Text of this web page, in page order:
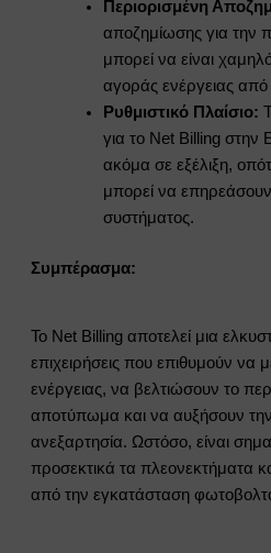
Περιορισμένη
αποζημίωσης για την
μπορεί να είναι
αγοράς ενέργειας
Ρυθμιστικό Πλαίσιο:
για το Net Billing στην
ακόμα σε εξέλιξη,
μπορεί να επηρεάσουν
συστήματος.
Συμπέρασμα:
Το Net Billing αποτελεί μια
επιχειρήσεις που επιθυμούν να
ενέργειας, να βελτιώσουν το
αποτύπωμα και να αυξήσουν την
ανεξαρτησία. Ωστόσο, είναι
προσεκτικά τα πλεονεκτήματα
από την εγκατάσταση